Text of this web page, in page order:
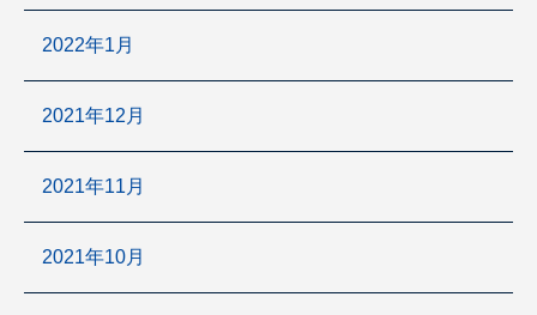
2022年1月
2021年12月
2021年11月
2021年10月